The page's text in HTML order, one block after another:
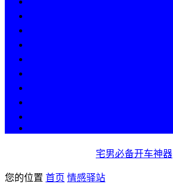
宅男必备开车神器
您的位置 首页 情感驿站